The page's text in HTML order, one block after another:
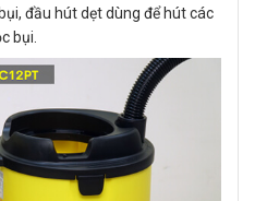
đầu hút dẹt dùng để hút các
bụi.